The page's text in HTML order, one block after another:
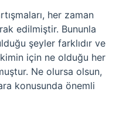
her zaman
edilmiştir. Bununla
şeyler farklıdır ve
için ne olduğu her
Ne olursa olsun,
konusunda önemli